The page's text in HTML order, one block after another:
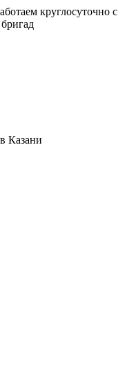
круглосуточно с
Казани